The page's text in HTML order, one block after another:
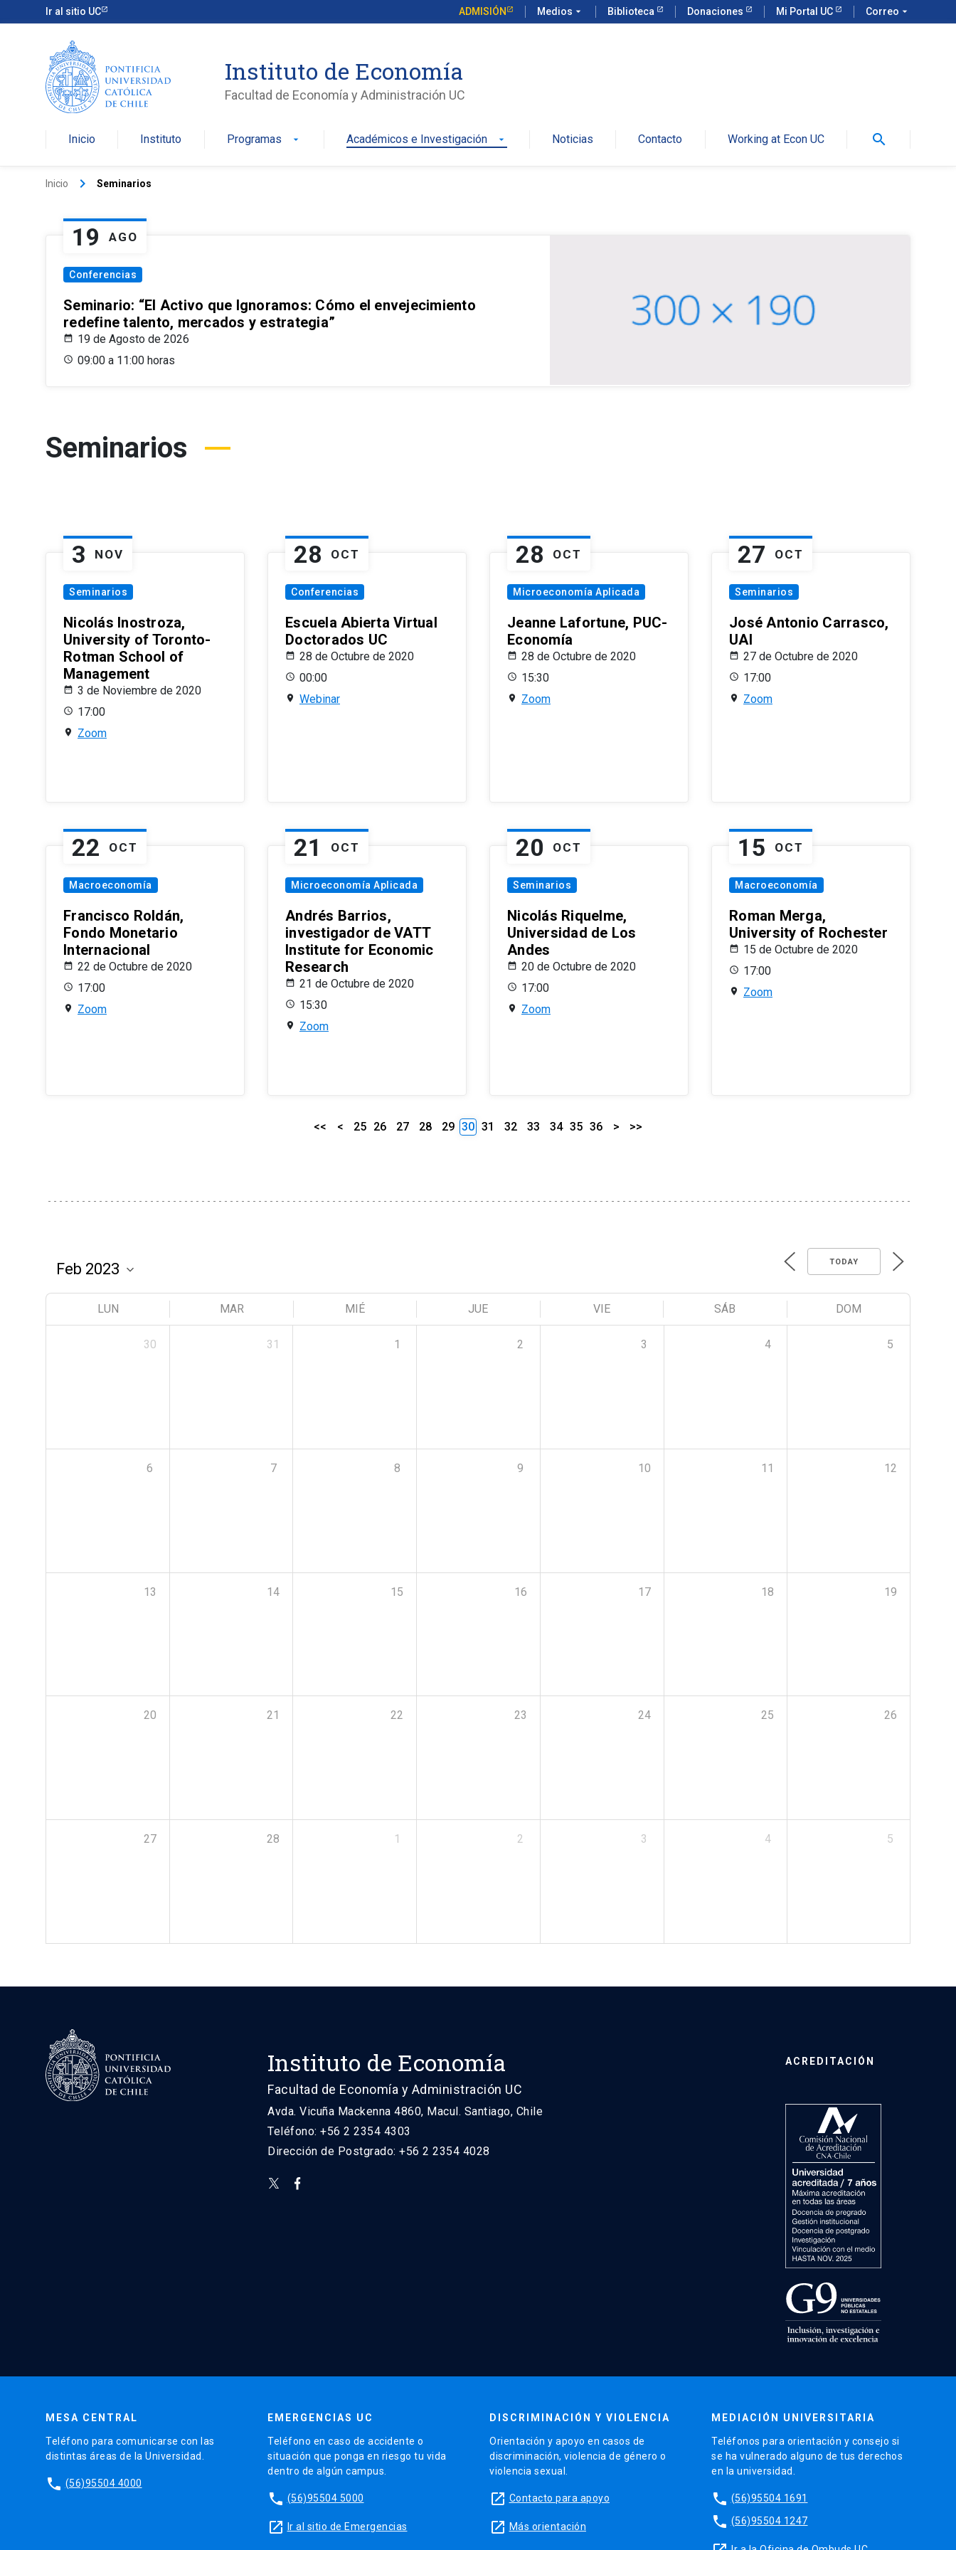
Ir al sitio UC ADMISIÓN Medios arrow_drop_down Biblioteca Donaciones Mi Portal UC Correo arrow_drop_down
Instituto de Economía
Facultad de Economía y Administración UC
Inicio Instituto Programas arrow_drop_down Académicos e Investigación arrow_drop_down Noticias Contacto Working at Econ UC search
Inicio keyboard_arrow_right Seminarios
19 AGO
Conferencias
Seminario: “El Activo que Ignoramos: Cómo el envejecimiento
redefine talento, mercados y estrategia”
19 de Agosto de 2026
09:00 a 11:00 horas
Seminarios
3 NOV
Seminarios
Nicolás Inostroza,
University of Toronto-
Rotman School of
Management
3 de Noviembre de 2020
17:00
Zoom
28 OCT
Conferencias
Escuela Abierta Virtual
Doctorados UC
28 de Octubre de 2020
00:00
Webinar
28 OCT
Microeconomía Aplicada
Jeanne Lafortune, PUC-
Economía
28 de Octubre de 2020
15:30
Zoom
27 OCT
Seminarios
José Antonio Carrasco,
UAI
27 de Octubre de 2020
17:00
Zoom
22 OCT
Macroeconomía
Francisco Roldán,
Fondo Monetario
Internacional
22 de Octubre de 2020
17:00
Zoom
21 OCT
Microeconomía Aplicada
Andrés Barrios,
investigador de VATT
Institute for Economic
Research
21 de Octubre de 2020
15:30
Zoom
20 OCT
Seminarios
Nicolás Riquelme,
Universidad de Los
Andes
20 de Octubre de 2020
17:00
Zoom
15 OCT
Macroeconomía
Roman Merga,
University of Rochester
15 de Octubre de 2020
17:00
Zoom
<< < 25 26 27 28 29 30 31 32 33 34 35 36 > >>
TODAY
LUN MAR MIÉ JUE VIE SÁB DOM
30 31 1 2 3 4 5
6 7 8 9 10 11 12
13 14 15 16 17 18 19
20 21 22 23 24 25 26
27 28 1 2 3 4 5
Instituto de Economía
Facultad de Economía y Administración UC
Avda. Vicuña Mackenna 4860, Macul. Santiago, Chile
Teléfono: +56 2 2354 4303
Dirección de Postgrado: +56 2 2354 4028
ACREDITACIÓN
MESA CENTRAL
Teléfono para comunicarse con las
distintas áreas de la Universidad.
phone (56)95504 4000
EMERGENCIAS UC
Teléfono en caso de accidente o
situación que ponga en riesgo tu vida
dentro de algún campus.
phone (56)95504 5000
launch Ir al sitio de Emergencias
DISCRIMINACIÓN Y VIOLENCIA
Orientación y apoyo en casos de
discriminación, violencia de género o
violencia sexual.
launch Contacto para apoyo
launch Más orientación
MEDIACIÓN UNIVERSITARIA
Teléfonos para orientación y consejo si
se ha vulnerado alguno de tus derechos
en la universidad.
phone (56)95504 1691
phone (56)95504 1247